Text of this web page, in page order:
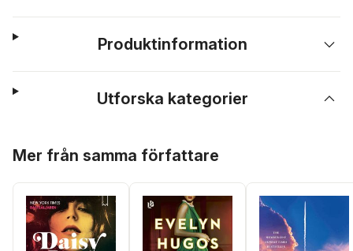
Produktinformation
Utforska kategorier
Mer från samma författare